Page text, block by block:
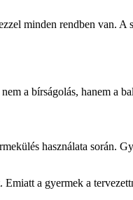
minden rendben van. A
a bírságolás, hanem a
használata során.
a gyermek a